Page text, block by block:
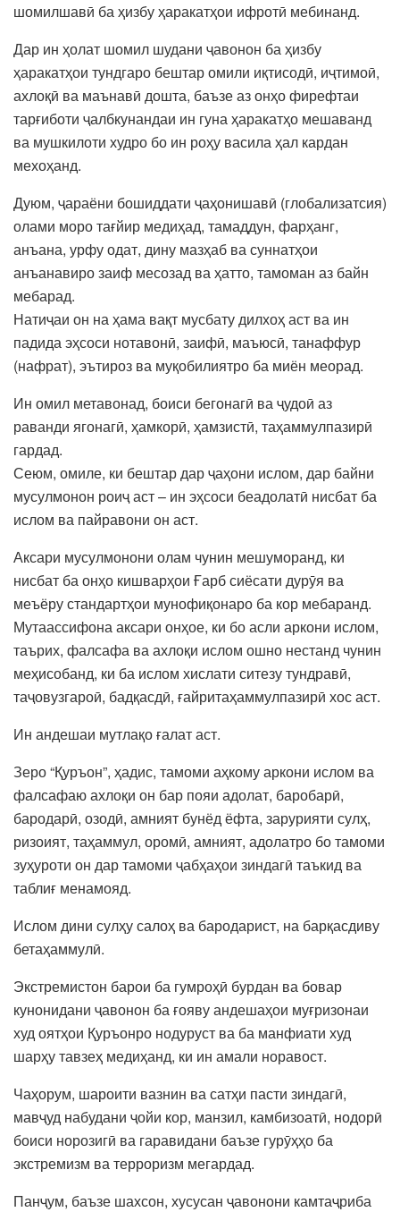
шомилшавӣ ба ҳизбу ҳаракатҳои ифротӣ мебинанд.
Дар ин ҳолат шомил шудани ҷавонон ба ҳизбу
ҳаракатҳои тундгаро бештар омили иқтисодӣ, иҷтимоӣ,
ахлоқӣ ва маънавӣ дошта, баъзе аз онҳо фирефтаи
тарғиботи ҷалбкунандаи ин гуна ҳаракатҳо мешаванд
ва мушкилоти худро бо ин роҳу васила ҳал кардан
мехоҳанд.
Дуюм, ҷараёни бошиддати ҷаҳонишавӣ (глобализатсия)
олами моро тағйир медиҳад, тамаддун, фарҳанг,
анъана, урфу одат, дину мазҳаб ва суннатҳои
анъанавиро заиф месозад ва ҳатто, тамоман аз байн
мебарад.
Натиҷаи он на ҳама вақт мусбату дилхоҳ аст ва ин
падида эҳсоси нотавонӣ, заифӣ, маъюсӣ, танаффур
(нафрат), эътироз ва муқобилиятро ба миён меорад.
Ин омил метавонад, боиси бегонагӣ ва ҷудоӣ аз
раванди ягонагӣ, ҳамкорӣ, ҳамзистӣ, таҳаммулпазирӣ
гардад.
Сеюм, омиле, ки бештар дар ҷаҳони ислом, дар байни
мусулмонон роиҷ аст – ин эҳсоси беадолатӣ нисбат ба
ислом ва пайравони он аст.
Аксари мусулмонони олам чунин мешуморанд, ки
нисбат ба онҳо кишварҳои Ғарб сиёсати дурӯя ва
меъёру стандартҳои мунофиқонаро ба кор мебаранд.
Мутаассифона аксари онҳое, ки бо асли аркони ислом,
таърих, фалсафа ва ахлоқи ислом ошно нестанд чунин
меҳисобанд, ки ба ислом хислати ситезу тундравӣ,
таҷовузгароӣ, бадқасдӣ, ғайритаҳаммулпазирӣ хос аст.
Ин андешаи мутлақо ғалат аст.
Зеро “Қуръон”, ҳадис, тамоми аҳкому аркони ислом ва
фалсафаю ахлоқи он бар пояи адолат, баробарӣ,
бародарӣ, озодӣ, амният бунёд ёфта, зарурияти сулҳ,
ризоият, таҳаммул, оромӣ, амният, адолатро бо тамоми
зуҳуроти он дар тамоми ҷабҳаҳои зиндагӣ таъкид ва
таблиғ менамояд.
Ислом дини сулҳу салоҳ ва бародарист, на барқасдиву
бетаҳаммулӣ.
Экстремистон барои ба гумроҳӣ бурдан ва бовар
кунонидани ҷавонон ба ғояву андешаҳои муғризонаи
худ оятҳои Қуръонро нодуруст ва ба манфиати худ
шарҳу тавзеҳ медиҳанд, ки ин амали норавост.
Чаҳорум, шароити вазнин ва сатҳи пасти зиндагӣ,
мавҷуд набудани ҷойи кор, манзил, камбизоатӣ, нодорӣ
боиси норозигӣ ва гаравидани баъзе гурӯҳҳо ба
экстремизм ва терроризм мегардад.
Панҷум, баъзе шахсон, хусусан ҷавонони камтаҷриба